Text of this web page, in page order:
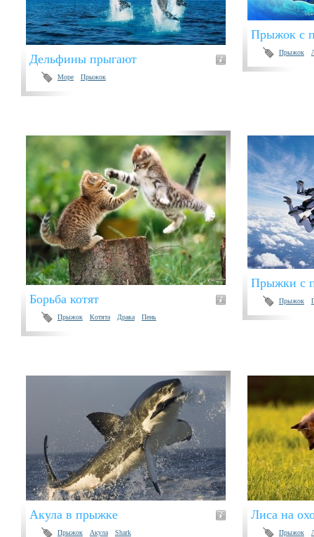
Дельфины прыгают
Море Прыжок
Прыжок с
Прыжок
Борьба котят
Прыжок Котята Драка Пень
Прыжки с
Прыжок
Акула в прыжке
Прыжок Акула Shark
Лиса на
Прыжок